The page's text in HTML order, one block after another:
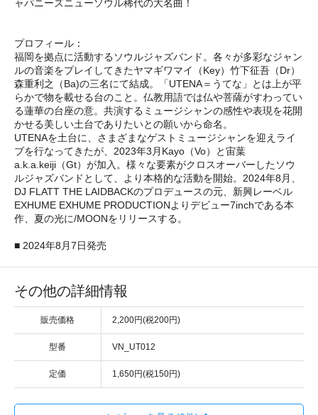
ャパニーズニューソウル稀代の大名曲！
プロフィール：
福岡を拠点に活動するソウルジャズバンド。各々が多彩なジャン
ルの音楽をプレイしてきたヤマギワマイ（Key）竹下征吾（Dr）
森重利之（Ba)の三名にて結成。「UTENA＝うてな」とは上が平
らかで物を載せる台のこと。仏教用語では仏や菩薩がすわってい
る蓮華の台座の意。共演するミュージシャンの感性や表現を花開
かせる美しい土台でありたいとの願いから命名。
UTENAを土台に、さまざまなゲストミュージシャンを迎えライ
ブを行なってきたが、2023年3月Kayo（Vo）と宙葉
a.k.a.keiji（Gt）が加入。様々な要素がクロスオーバーしたソウ
ルジャズバンドとして、より本格的な活動を開始。2024年8月、
DJ FLATT THE LAIDBACKのプロデュースの元、新興レーベル
EXHUME EXHUME PRODUCTIONよりデビュー7inchである本
作、夏の光に/MOONをリリースする。
■ 2024年8月7日発売
その他の詳細情報
販売価格 2,200円(税200円)
型番 VN_UT012
定価 1,650円(税150円)